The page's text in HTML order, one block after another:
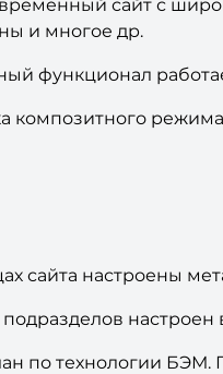
сайт с
и многое др.
функционал
композитного
сайта настроены
настроен
по технологии